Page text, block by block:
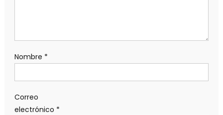
Nombre *
Correo
electrónico *